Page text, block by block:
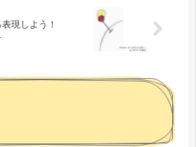
現しよう！